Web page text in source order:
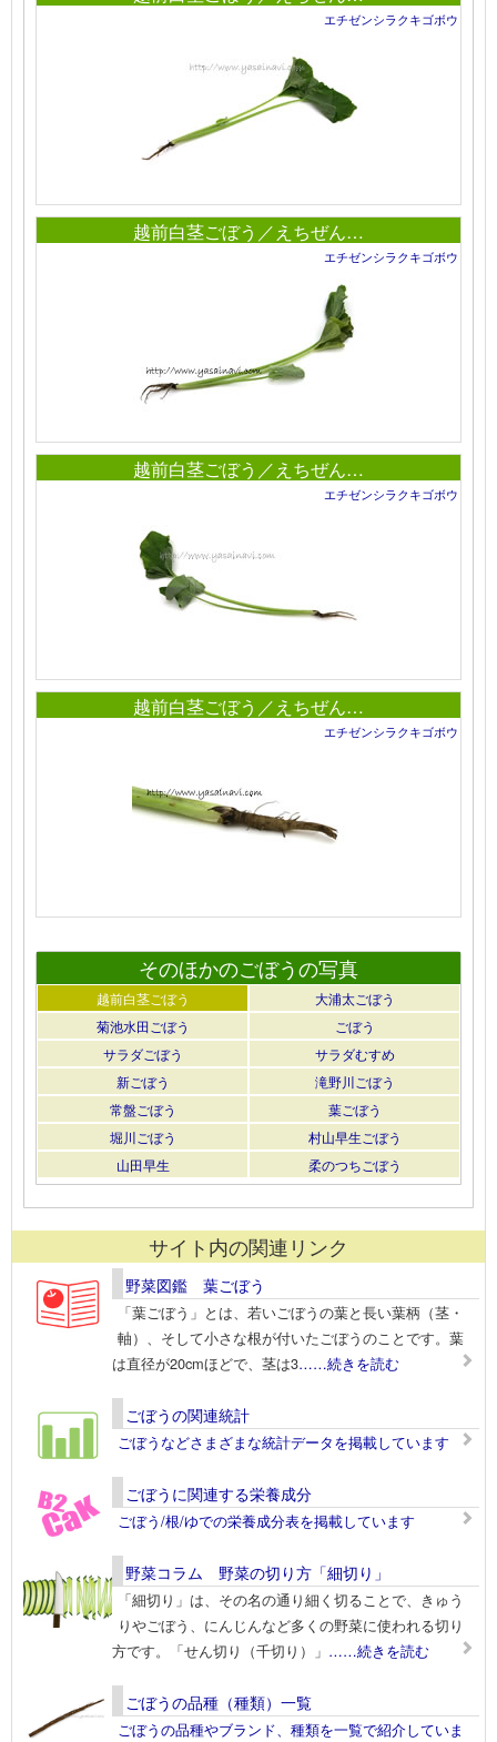
エチゼンシラクキゴボウ
越前白茎ごぼう／えちぜん…
エチゼンシラクキゴボウ
越前白茎ごぼう／えちぜん…
エチゼンシラクキゴボウ
越前白茎ごぼう／えちぜん…
エチゼンシラクキゴボウ
そのほかのごぼうの写真
越前白茎ごぼう
大浦太ごぼう
菊池水田ごぼう
ごぼう
サラダごぼう
サラダむすめ
新ごぼう
滝野川ごぼう
常盤ごぼう
葉ごぼう
堀川ごぼう
村山早生ごぼう
山田早生
柔のつちごぼう
サイト内の関連リンク
野菜図鑑 葉ごぼう
「葉ごぼう」とは、若いごぼうの葉と長い葉柄（茎・
軸）、そして小さな根が付いたごぼうのことです。葉
は直径が20cmほどで、茎は3……続きを読む
ごぼうの関連統計
ごぼうなどさまざまな統計データを掲載しています
ごぼうに関連する栄養成分
ごぼう/根/ゆでの栄養成分表を掲載しています
野菜コラム 野菜の切り方「細切り」
「細切り」は、その名の通り細く切ることで、きゅう
りやごぼう、にんじんなど多くの野菜に使われる切り
方です。「せん切り（千切り）」 ……続きを読む
ごぼうの品種（種類）一覧
ごぼうの品種やブランド、種類を一覧で紹介していま